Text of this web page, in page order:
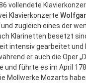
vollendete
Klavierkonzerte
und zugleich eines der
Klarinetten besetzt
intensiv gearbeitet und
er auch die Oper
und führte es im April
Mollwerke Mozarts